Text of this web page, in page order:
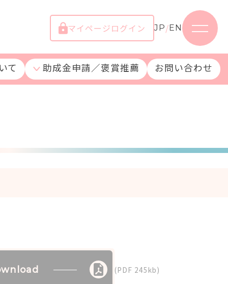
マイページログイン JP/EN
て 助成金申請／褒賞推薦 お問い合わせ
(PDF 245kb)